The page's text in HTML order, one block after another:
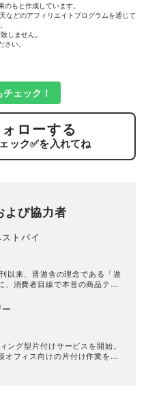
もと作成しています。
などのアフィリエイトプログラムを通じて
しません。
さい。
ェック！
ローする
ック✅を入れてね
よび協力者
トバイ
以来、晋遊舎の理念である「遊
消費者目線で本音の商品テス
で、掃除用品から収納インテリ
ジャンルの商品を徹底的に検
て社内検証機関が実際に使っ
の」と「お役立ち情報」を厳
集長・高橋咲彩を中心に、11
検証・記事制作を行っていま
ング型片付けサービスを開始。
フィス向けの片付け作業を中